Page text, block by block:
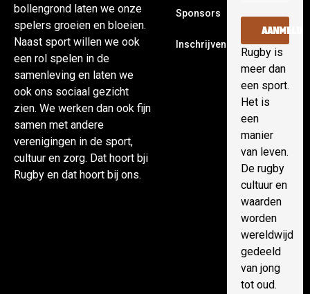
bollengrond laten we onze
spelers groeien en bloeien.
Naast sport willen we ook
een rol spelen in de
samenleving en laten we
ook ons sociaal gezicht
zien. We werken dan ook fijn
samen met andere
verenigingen in de sport,
cultuur en zorg. Dat hoort bji
Rugby en dat hoort bij ons.
Sponsors
Inschrijven
Rugby is
meer dan
een sport.
Het is
een
manier
van leven.
De rugby
cultuur en
waarden
worden
wereldwijd
gedeeld
van jong
tot oud.